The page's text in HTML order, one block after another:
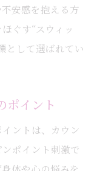
安感を抱える方
ぐす“スウィッ
として選ばれてい
ポイント
ントは、カウン
ポイント刺激で